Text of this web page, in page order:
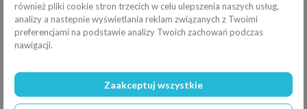
Pionowo (100 %)
Filtry
Obrót
Jasność:0%
również pliki cookie stron trzecich w celu ulepszenia naszych usług,
analizy a nastepnie wyświetlania reklam związanych z Twoimi
preferencjami na podstawie analizy Twoich zachowań podczas
nawigacji.
Zaakceptuj wszystkie